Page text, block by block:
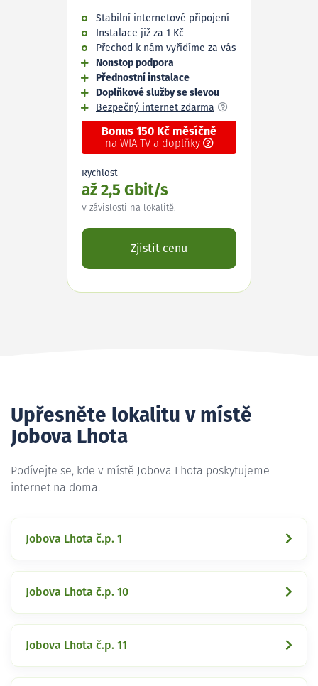
Stabilní internetové připojení
Instalace již za 1 Kč
Přechod k nám vyřídíme za vás
Nonstop podpora
Přednostní instalace
Doplňkové služby se slevou
Bezpečný internet zdarma
Bonus 150 Kč měsíčně
na WIA TV a doplňky
Rychlost
až 2,5 Gbit/s
V závislosti na lokalitě.
Zjistit cenu
Upřesněte lokalitu v místě
Jobova Lhota
Podívejte se, kde v místě Jobova Lhota poskytujeme
internet na doma.
Jobova Lhota č.p. 1
Jobova Lhota č.p. 10
Jobova Lhota č.p. 11